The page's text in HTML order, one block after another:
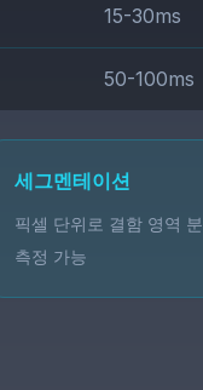
15-30ms
50-100ms
세그멘테이션
픽셀 단위로 결함 영역
측정 가능